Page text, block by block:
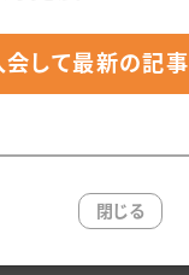
、いつまでたっ
。
いと始まらないん
日営業している
会して最新の記
閉じる